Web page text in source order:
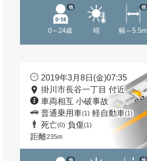
0～24歳
他
晴 幅～5.5m
他
2019年3月8日(金)07:35
掛川市長谷一丁目 付近
車両相互 小破事故
普通乗用車(1) 軽自動車(1)
死亡(0) 負傷(1)
距離235m
他 他